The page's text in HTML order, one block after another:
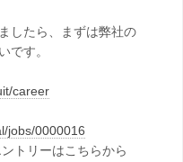
したら、まずは弊社の
です。
career
jobs/0000016
トリーはこちらから